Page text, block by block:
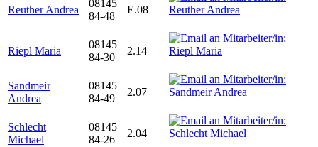
Reuther Andrea
08145
84-48
E.08
Riepl Maria
08145
84-30
2.14
Sandmeir
Andrea
08145
84-49
2.07
Schlecht
Michael
08145
84-26
2.04